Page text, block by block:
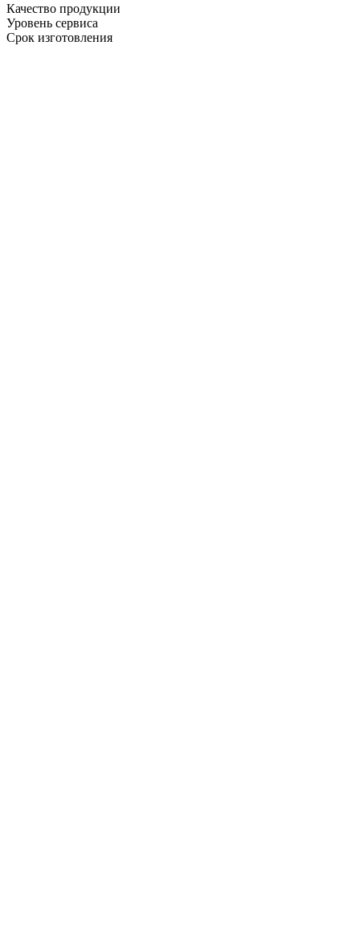
Качество продукции
Уровень сервиса
Срок изготовления